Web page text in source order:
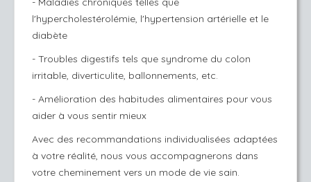
l'hypercholestérolémie, l'hypertension artérielle et le
diabète
- Troubles digestifs tels que syndrome du colon
irritable, diverticulite, ballonnements, etc.
- Amélioration des habitudes alimentaires pour vous
aider à vous sentir mieux
Avec des recommandations individualisées adaptées
à votre réalité, nous vous accompagnerons dans
votre cheminement vers un mode de vie sain.